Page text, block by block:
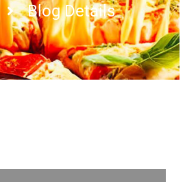
Blog Details